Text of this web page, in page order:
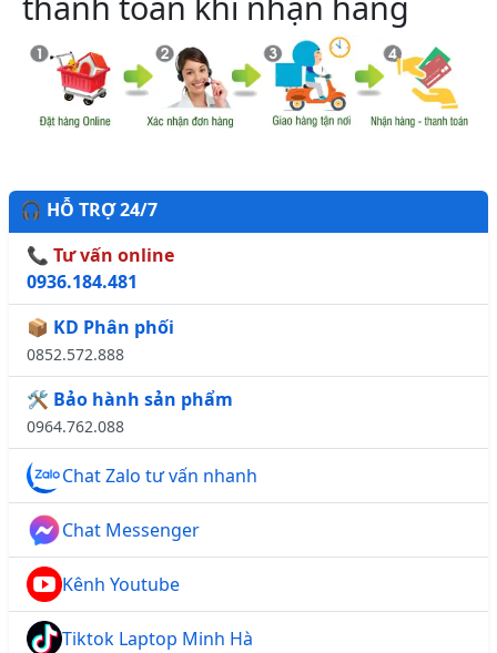
🎧 HỖ TRỢ 24/7
📞 Tư vấn online
0936.184.481
📦 KD Phân phối
0852.572.888
🛠️ Bảo hành sản phẩm
0964.762.088
Chat Zalo tư vấn nhanh
Chat Messenger
Kênh Youtube
Tiktok Laptop Minh Hà